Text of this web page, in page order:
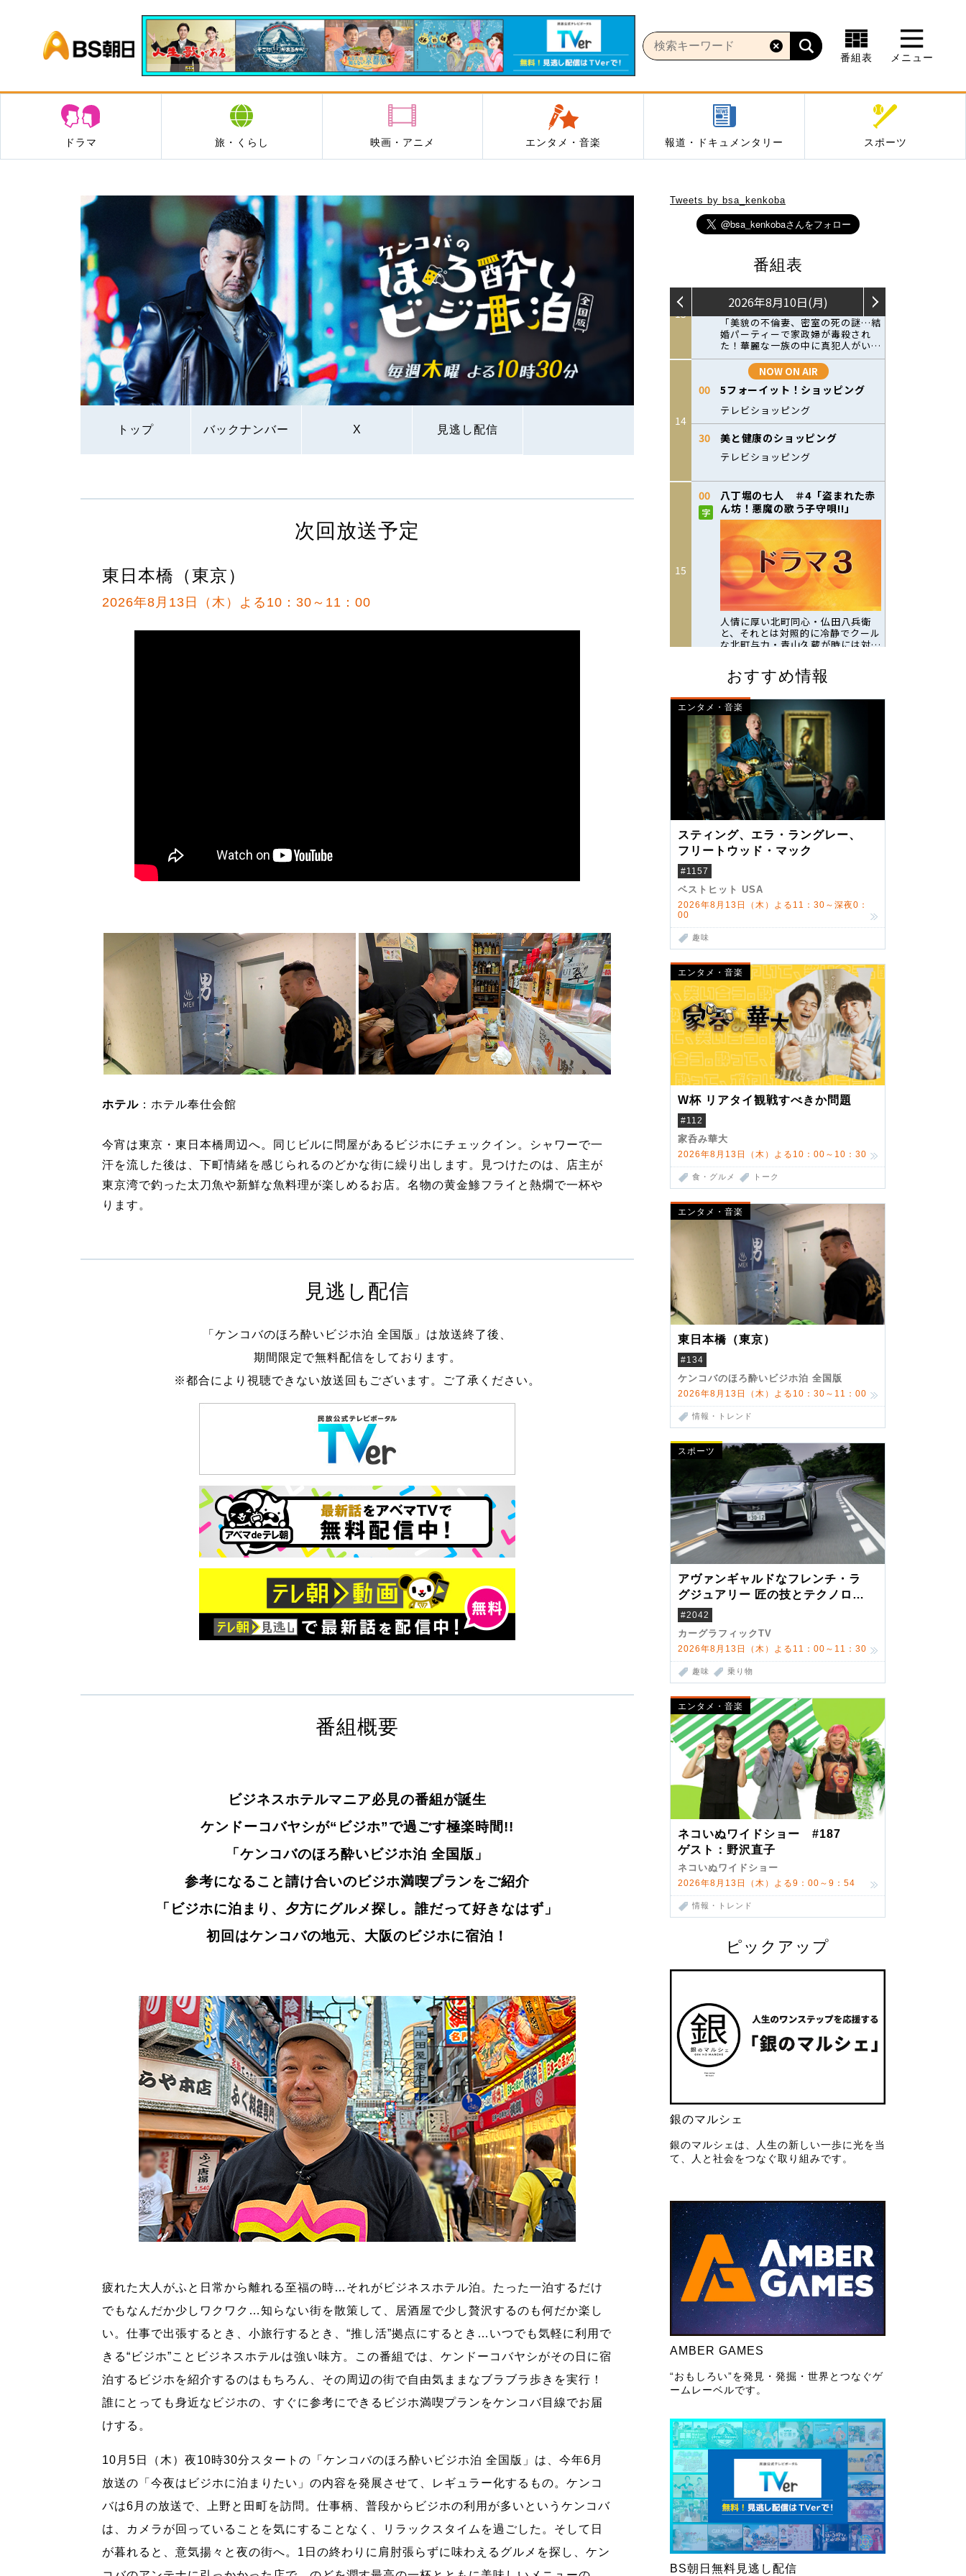
BS朝日
番組表 メニュー
ドラマ 旅・くらし 映画・アニメ エンタメ・音楽 報道・ドキュメンタリー スポーツ
トップ バックナンバー X 見逃し配信
Tweets by bsa_kenkoba
番組表
おすすめ情報
エンタメ・音楽
スティング、エラ・ラングレー、
フリートウッド・マック
#1157
ベストヒット USA
2026年8月13日（木）よる11：30～深夜0：
00
趣味
エンタメ・音楽
W杯 リアタイ観戦すべきか問題
#112
家呑み華大
2026年8月13日（木）よる10：00～10：30
食・グルメ トーク
エンタメ・音楽
東日本橋（東京）
#134
ケンコバのほろ酔いビジホ泊 全国版
2026年8月13日（木）よる10：30～11：00
情報・トレンド
スポーツ
アヴァンギャルドなフレンチ・ラ
グジュアリー 匠の技とテクノロジ
ーが描くDSの世界観
#2042
カーグラフィックTV
2026年8月13日（木）よる11：00～11：30
趣味 乗り物
エンタメ・音楽
ネコいぬワイドショー #187
ゲスト：野沢直子
ネコいぬワイドショー
2026年8月13日（木）よる9：00～9：54
情報・トレンド
ピックアップ
銀のマルシェ
銀のマルシェは、人生の新しい一歩に光を当
て、人と社会をつなぐ取り組みです。
AMBER GAMES
“おもしろい”を発見・発掘・世界とつなぐゲ
ームレーベルです。
BS朝日無料見逃し配信
次回放送予定
東日本橋（東京）
2026年8月13日（木）よる10：30～11：00
ホテル ：ホテル奉仕会館
今宵は東京・東日本橋周辺へ。同じビルに問屋があるビジホにチェックイン。シャワーで一
汗を流した後は、下町情緒を感じられるのどかな街に繰り出します。見つけたのは、店主が
東京湾で釣った太刀魚や新鮮な魚料理が楽しめるお店。名物の黄金鯵フライと熱燗で一杯や
ります。
見逃し配信
「ケンコバのほろ酔いビジホ泊 全国版」は放送終了後、
期間限定で無料配信をしております。
※都合により視聴できない放送回もございます。ご了承ください。
番組概要
ビジネスホテルマニア必見の番組が誕生
ケンドーコバヤシが“ビジホ”で過ごす極楽時間!!
「ケンコバのほろ酔いビジホ泊 全国版」
参考になること請け合いのビジホ満喫プランをご紹介
「ビジホに泊まり、夕方にグルメ探し。誰だって好きなはず」
初回はケンコバの地元、大阪のビジホに宿泊！
疲れた大人がふと日常から離れる至福の時…それがビジネスホテル泊。たった一泊するだけ
でもなんだか少しワクワク…知らない街を散策して、居酒屋で少し贅沢するのも何だか楽し
い。仕事で出張するとき、小旅行するとき、“推し活”拠点にするとき…いつでも気軽に利用で
きる“ビジホ”ことビジネスホテルは強い味方。この番組では、ケンドーコバヤシがその日に宿
泊するビジホを紹介するのはもちろん、その周辺の街で自由気ままなブラブラ歩きを実行！
誰にとっても身近なビジホの、すぐに参考にできるビジホ満喫プランをケンコバ目線でお届
けする。
10月5日（木）夜10時30分スタートの「ケンコバのほろ酔いビジホ泊 全国版」は、今年6月
放送の「今夜はビジホに泊まりたい」の内容を発展させて、レギュラー化するもの。ケンコ
バは6月の放送で、上野と田町を訪問。仕事柄、普段からビジホの利用が多いというケンコバ
は、カメラが回っていることを気にすることなく、リラックスタイムを過ごした。そして日
が暮れると、意気揚々と夜の街へ。1日の終わりに肩肘張らずに味わえるグルメを探し、ケン